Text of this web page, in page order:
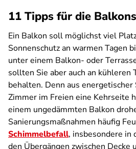
11 Tipps für die
Ein Balkon soll möglichst viel
Sonnenschutz an warmen Tagen
unter einem Balkon- oder
sollten Sie aber auch an kühleren
behalten. Denn aus energetischer
Zimmer im Freien eine Kehrseite
einem ungedämmten Balkon
Sanierungsmaßnahmen häufig
Schimmelbefall, insbesondere in
den Übergängen zwischen Decke